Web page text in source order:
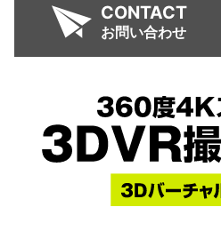
CONTACT
お問い合わせ